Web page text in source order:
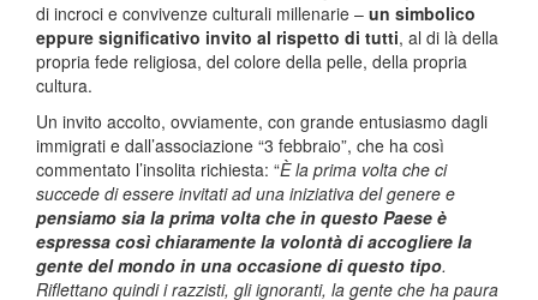
di incroci e convivenze culturali millenarie – un simbolico
eppure significativo invito al rispetto di tutti, al di là della
propria fede religiosa, del colore della pelle, della propria
cultura.
Un invito accolto, ovviamente, con grande entusiasmo dagli
immigrati e dall’associazione “3 febbraio”, che ha così
commentato l’insolita richiesta: “È la prima volta che ci
succede di essere invitati ad una iniziativa del genere e
pensiamo sia la prima volta che in questo Paese è
espressa così chiaramente la volontà di accogliere la
gente del mondo in una occasione di questo tipo.
Riflettano quindi i razzisti, gli ignoranti, la gente che ha paura